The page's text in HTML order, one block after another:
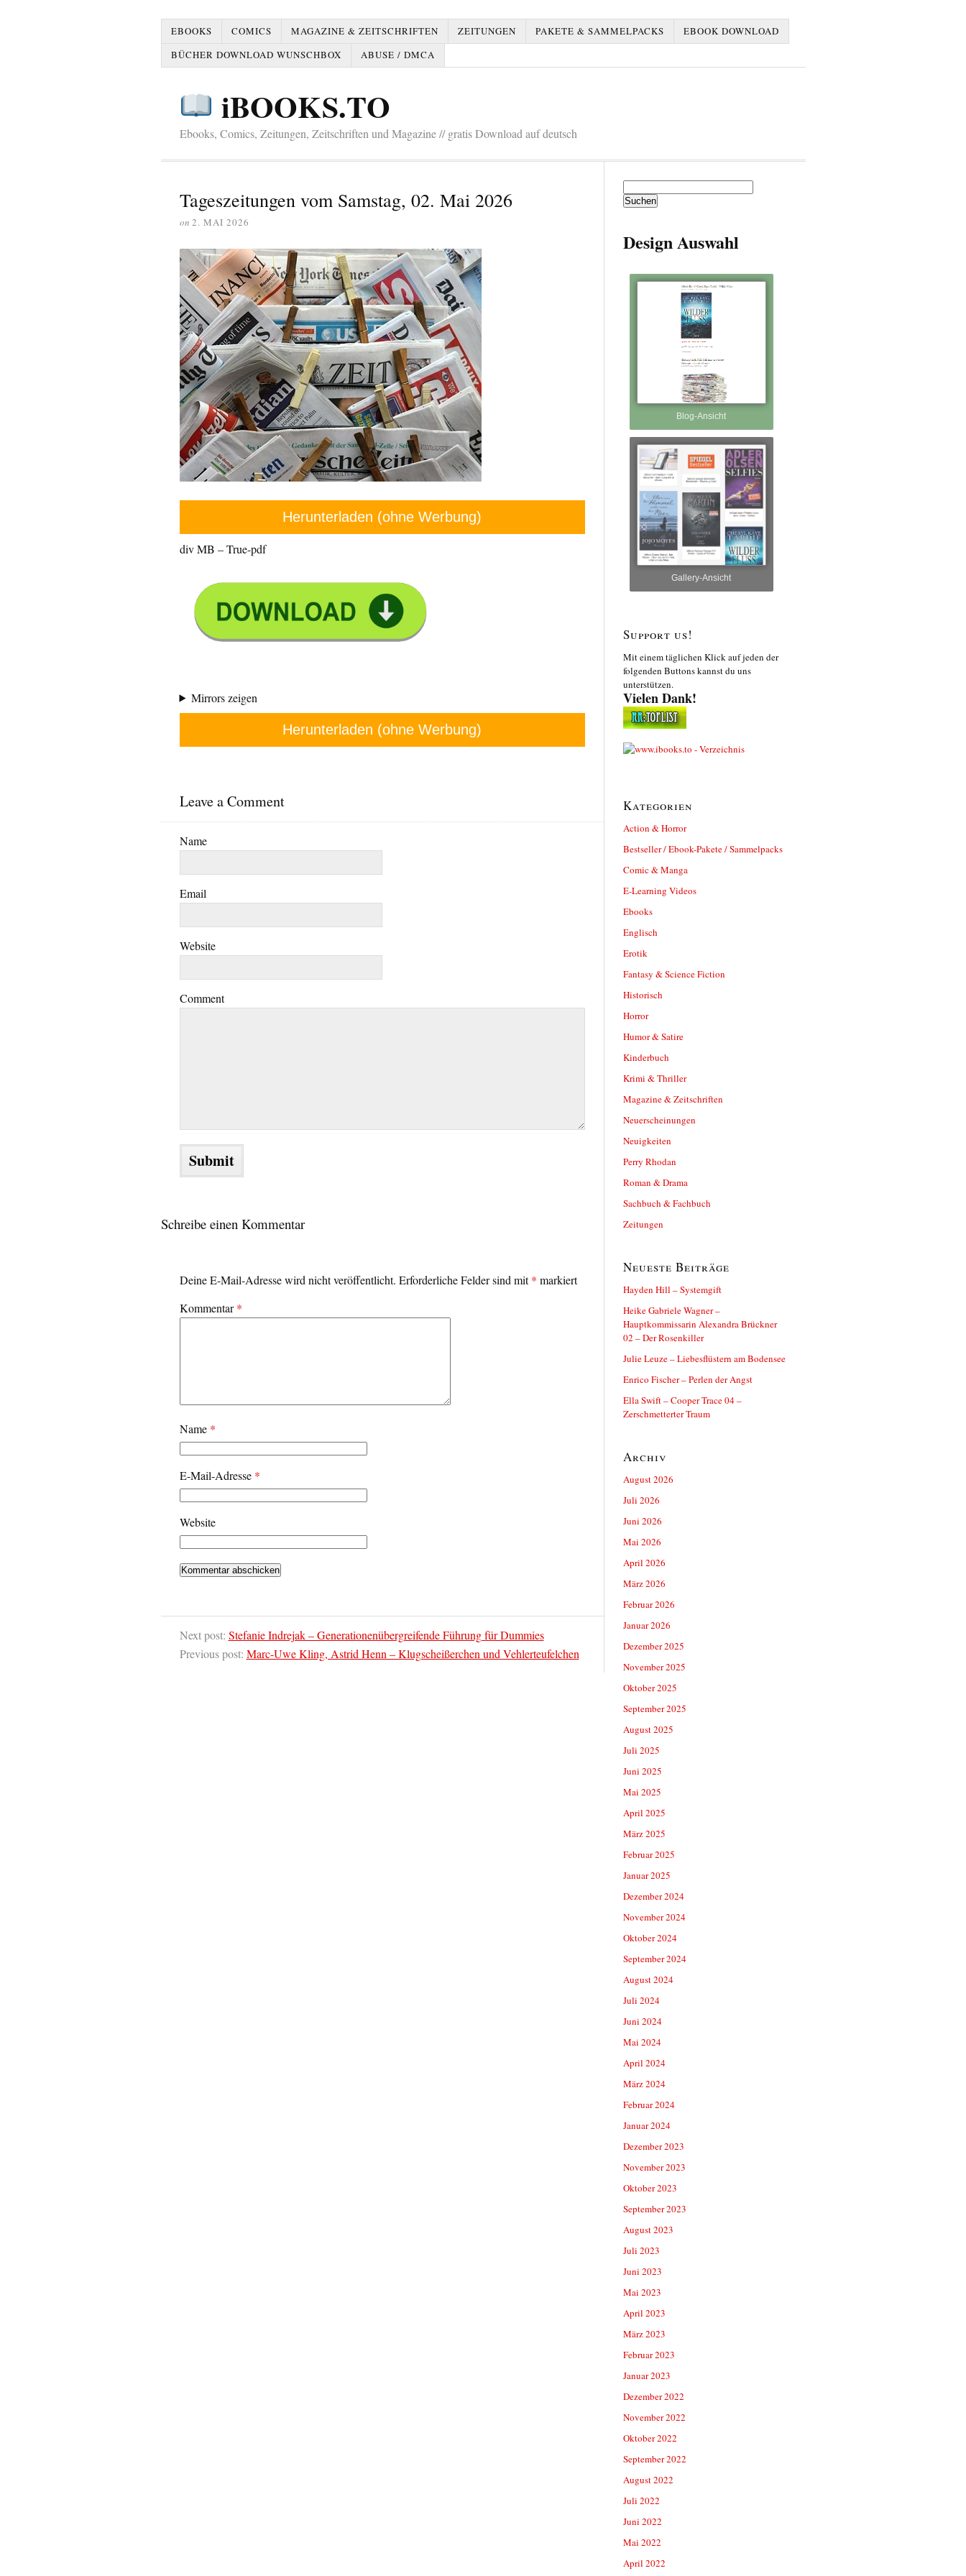
EBOOKS COMICS MAGAZINE & ZEITSCHRIFTEN ZEITUNGEN PAKETE & SAMMELPACKS
EBOOK DOWNLOAD
BÜCHER DOWNLOAD WUNSCHBOX
ABUSE / DMCA
iBOOKS.TO
Ebooks, Comics, Zeitungen, Zeitschriften und Magazine // gratis Download auf deutsch
Tageszeitungen vom Samstag, 02. Mai 2026
on 2. MAI 2026
Herunterladen (ohne Werbung)
div MB – True-pdf
Mirrors zeigen
Herunterladen (ohne Werbung)
Leave a Comment
Name
Email
Website
Comment
Schreibe einen Kommentar
Deine E-Mail-Adresse wird nicht veröffentlicht. Erforderliche Felder sind mit* markiert
Kommentar*
Name *
E-Mail-Adresse *
Website
Next post: Stefanie Indrejak – Generationenübergreifende Führung für Dummies
Previous post: Marc-Uwe Kling, Astrid Henn – Klugscheißerchen und Vehlerteufelchen
nach:
Design Auswahl
Blog-Ansicht
Gallery-Ansicht
Support us!
Mit einem täglichen Klick auf jeden der
folgenden Buttons kannst du uns
unterstützen.
Vielen Dank!
Kategorien
Action & Horror
Bestseller / Ebook-Pakete / Sammelpacks
Comic & Manga
E-Learning Videos
Ebooks
Englisch
Erotik
Fantasy & Science Fiction
Historisch
Horror
Humor & Satire
Kinderbuch
Krimi & Thriller
Magazine & Zeitschriften
Neuerscheinungen
Neuigkeiten
Perry Rhodan
Roman & Drama
Sachbuch & Fachbuch
Zeitungen
Neueste Beiträge
Hayden Hill – Systemgift
Heike Gabriele Wagner –
Hauptkommissarin Alexandra Brückner
02 – Der Rosenkiller
Julie Leuze – Liebesflüstern am Bodensee
Enrico Fischer – Perlen der Angst
Ella Swift – Cooper Trace 04 –
Zerschmetterter Traum
Archiv
August 2026
Juli 2026
Juni 2026
Mai 2026
April 2026
März 2026
Februar 2026
Januar 2026
Dezember 2025
November 2025
Oktober 2025
September 2025
August 2025
Juli 2025
Juni 2025
Mai 2025
April 2025
März 2025
Februar 2025
Januar 2025
Dezember 2024
November 2024
Oktober 2024
September 2024
August 2024
Juli 2024
Juni 2024
Mai 2024
April 2024
März 2024
Februar 2024
Januar 2024
Dezember 2023
November 2023
Oktober 2023
September 2023
August 2023
Juli 2023
Juni 2023
Mai 2023
April 2023
März 2023
Februar 2023
Januar 2023
Dezember 2022
November 2022
Oktober 2022
September 2022
August 2022
Juli 2022
Juni 2022
Mai 2022
April 2022